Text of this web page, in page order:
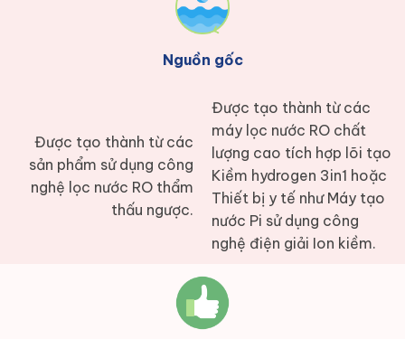
Được tạo thành từ các
sản phẩm sử dụng công
nghệ lọc nước RO thẩm
thấu ngược.
Nguồn gốc
Được tạo thành từ các
máy lọc nước RO chất
lượng cao tích hợp lõi tạo
Kiềm hydrogen 3in1 hoặc
Thiết bị y tế như Máy tạo
nước Pi sử dụng công
nghệ điện giải Ion kiềm.